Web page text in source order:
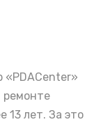
«PDACenter»
ремонте
13 лет. За это